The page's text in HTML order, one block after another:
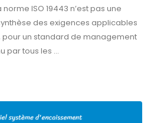
ISO 19443 n’est pas une
des exigences applicables
pour un standard de management
par tous les ...